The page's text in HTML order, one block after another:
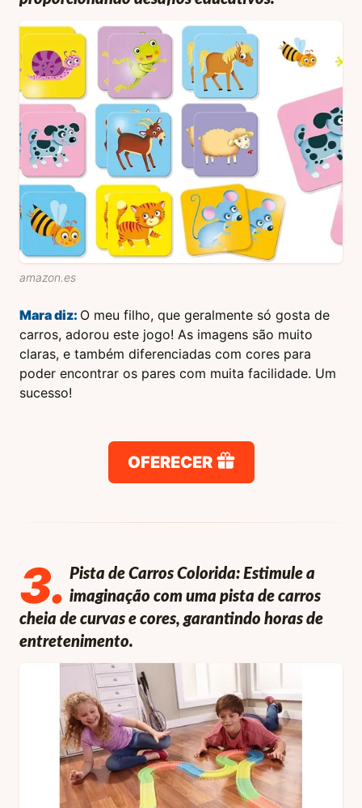
amazon.es
Maradiz: O meu filho, que geralmente só gosta de
carros, adorou este jogo! As imagens são muito
claras, e também diferenciadas com cores para
poder encontrar os pares com muita facilidade. Um
sucesso!
OFERECER
3. Pista de Carros Colorida: Estimule a
imaginação com uma pista de carros
cheia de curvas e cores, garantindo horas de
entretenimento.